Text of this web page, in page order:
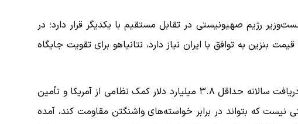
رژیم صهیونیستی در تقابل مستقیم با یکدیگر قرار دارد؛ در
بنزین به توافق با ایران نیاز دارد، نتانیاهو برای تقویت جایگاه
در ادامه گزارش الجزیره با اشاره به اینکه رژیم صهیونیستی با دریافت سالانه حداقل ۳.۸ میلیارد دلار کمک نظامی از آمریکا و تأمین
نیست که بتواند در برابر خواسته‌های واشنگتن مقاومت کند، آمده